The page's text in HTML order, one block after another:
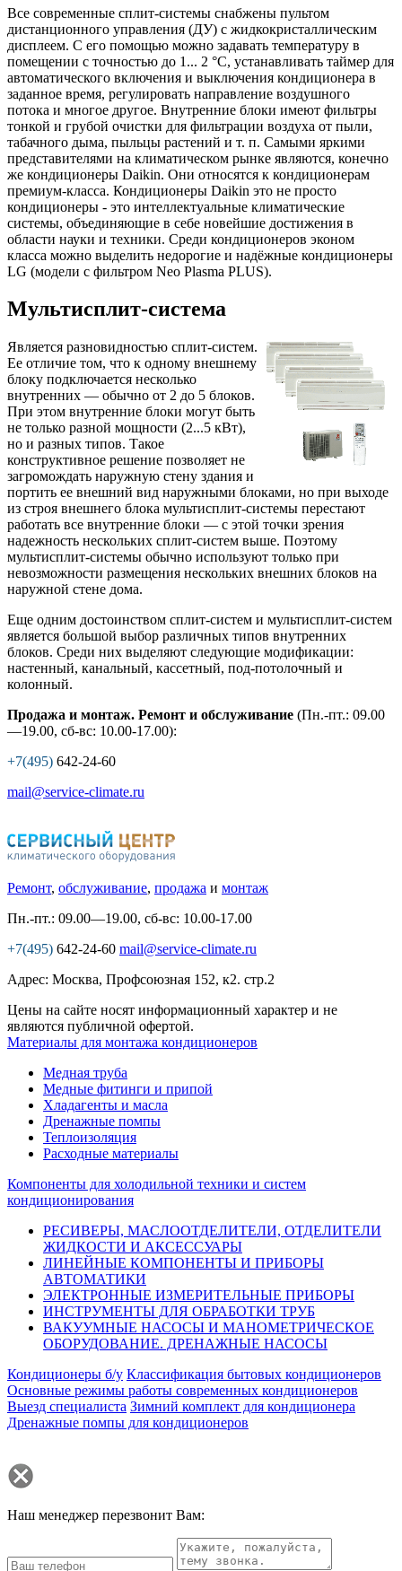
Все современные сплит-системы снабжены пультом
дистанционного управления (ДУ) с жидкокристаллическим
дисплеем. С его помощью можно задавать температуру в
помещении с точностью до 1... 2 °С, устанавливать таймер для
автоматического включения и выключения кондиционера в
заданное время, регулировать направление воздушного
потока и многое другое. Внутренние блоки имеют фильтры
тонкой и грубой очистки для фильтрации воздуха от пыли,
табачного дыма, пыльцы растений и т. п. Самыми яркими
представителями на климатическом рынке являются, конечно
же кондиционеры Daikin. Они относятся к кондиционерам
премиум-класса. Кондиционеры Daikin это не просто
кондиционеры - это интеллектуальные климатические
системы, объединяющие в себе новейшие достижения в
области науки и техники. Среди кондиционеров эконом
класса можно выделить недорогие и надёжные кондиционеры
LG (модели с фильтром Neo Plasma PLUS).
Мультисплит-система
Является разновидностью сплит-систем.
Ее отличие том, что к одному внешнему
блоку подключается несколько
внутренних — обычно от 2 до 5 блоков.
При этом внутренние блоки могут быть
не только разной мощности (2...5 кВт),
но и разных типов. Такое
конструктивное решение позволяет не
загромождать наружную стену здания и
портить ее внешний вид наружными блоками, но при выходе
из строя внешнего блока мультисплит-системы перестают
работать все внутренние блоки — с этой точки зрения
надежность нескольких сплит-систем выше. Поэтому
мультисплит-системы обычно используют только при
невозможности размещения нескольких внешних блоков на
наружной стене дома.
Еще одним достоинством сплит-систем и мультисплит-систем
является большой выбор различных типов внутренних
блоков. Среди них выделяют следующие модификации:
настенный, канальный, кассетный, под-потолочный и
колонный.
Продажа и монтаж. Ремонт и обслуживание (Пн.-пт.: 09.00
—19.00, сб-вс: 10.00-17.00):
+7(495) 642-24-60
mail@service-climate.ru
Ремонт, обслуживание, продажа и монтаж
Пн.-пт.: 09.00—19.00, сб-вс: 10.00-17.00
+7(495) 642-24-60 mail@service-climate.ru
Адрес: Москва, Профсоюзная 152, к2. стр.2
Цены на сайте носят информационный характер и не
являются публичной офертой.
Материалы для монтажа кондиционеров
Медная труба
Медные фитинги и припой
Хладагенты и масла
Дренажные помпы
Теплоизоляция
Расходные материалы
Компоненты для холодильной техники и систем
кондиционирования
РЕСИВЕРЫ, МАСЛООТДЕЛИТЕЛИ, ОТДЕЛИТЕЛИ
ЖИДКОСТИ И АКСЕССУАРЫ
ЛИНЕЙНЫЕ КОМПОНЕНТЫ И ПРИБОРЫ
АВТОМАТИКИ
ЭЛЕКТРОННЫЕ ИЗМЕРИТЕЛЬНЫЕ ПРИБОРЫ
ИНСТРУМЕНТЫ ДЛЯ ОБРАБОТКИ ТРУБ
ВАКУУМНЫЕ НАСОСЫ И МАНОМЕТРИЧЕСКОЕ
ОБОРУДОВАНИЕ. ДРЕНАЖНЫЕ НАСОСЫ
Кондиционеры б/у Классификация бытовых кондиционеров
Основные режимы работы современных кондиционеров
Выезд специалиста Зимний комплект для кондиционера
Дренажные помпы для кондиционеров
Наш менеджер перезвонит Вам: